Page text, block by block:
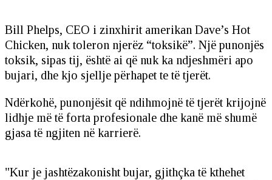
Bill Phelps, CEO i zinxhirit amerikan Dave’s Hot
Chicken, nuk toleron njerëz “toksikë”. Një punonjës
toksik, sipas tij, është ai që nuk ka ndjeshmëri apo
bujari, dhe kjo sjellje përhapet te të tjerët.
Ndërkohë, punonjësit që ndihmojnë të tjerët krijojnë
lidhje më të forta profesionale dhe kanë më shumë
gjasa të ngjiten në karrierë.
"Kur je jashtëzakonisht bujar, gjithçka të kthehet